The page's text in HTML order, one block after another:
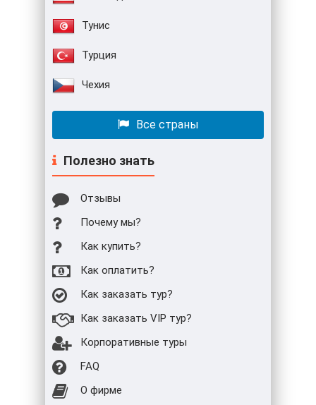
Тунис
Турция
Чехия
Все страны
Полезно знать
Отзывы
Почему мы?
Как купить?
Как оплатить?
Как заказать тур?
Как заказать VIP тур?
Корпоративные туры
FAQ
О фирме